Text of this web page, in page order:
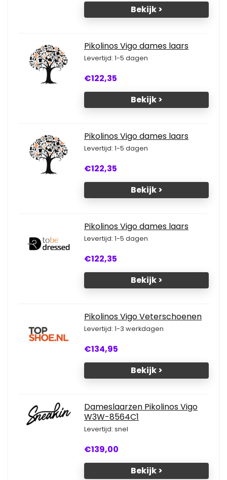
Bekijk >
Pikolinos Vigo dames laars
Levertijd: 1-5 dagen
€122,35
Bekijk >
Pikolinos Vigo dames laars
Levertijd: 1-5 dagen
€122,35
Bekijk >
Pikolinos Vigo dames laars
Levertijd: 1-5 dagen
€122,35
Bekijk >
Pikolinos Vigo Veterschoenen
Levertijd: 1-3 werkdagen
€134,95
Bekijk >
Dameslaarzen Pikolinos Vigo
W3W-8564C1
Levertijd: snel
€139,00
Bekijk >